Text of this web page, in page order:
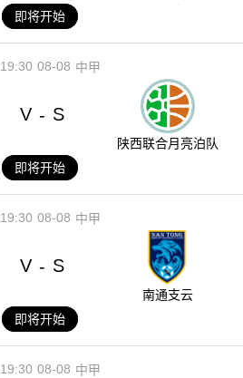
即将开始
08-08
19:30 中甲
V - S
陕西联合月亮泊队
即将开始
08-08
19:30 中甲
V - S
南通支云
即将开始
08-08
19:30 中甲